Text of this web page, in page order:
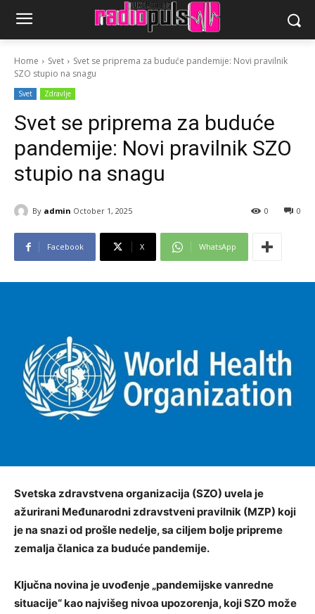
Home Svet
Svet se priprema za buduće pandemije: Novi pravilnik
SZO stupio na snagu
Svet Zdravlje
Svet se priprema za buduće
pandemije: Novi pravilnik SZO
stupio na snagu
By admin October 1, 2025 0
0
Facebook X WhatsApp
Svetska zdravstvena organizacija (SZO) uvela je
ažurirani Međunarodni zdravstveni pravilnik (MZP) koji
je na snazi od prošle nedelje, sa ciljem bolje pripreme
zemalja članica za buduće pandemije.
Ključna novina je uvođenje „pandemijske vanredne
situacije“ kao najvišeg nivoa upozorenja, koji SZO može